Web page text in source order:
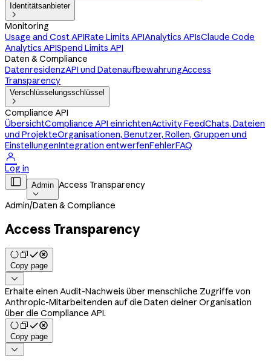
Identitätsanbieter

Monitoring
Usage and Cost APIRate Limits APIAnalytics APIsClaude Code
Analytics APISpend Limits API
Daten & Compliance
DatenresidenzAPI und DatenaufbewahrungAccess
Transparency
Verschlüsselungsschlüssel

Compliance API
ÜbersichtCompliance API einrichtenActivity FeedChats, Dateien
und ProjekteOrganisationen, Benutzer, Rollen, Gruppen und
EinstellungenIntegration entwerfenFehlerFAQ

Log in
 Admin

Access Transparency
Admin/Daten & Compliance
Access Transparency
Copy page

Erhalte einen Audit-Nachweis über menschliche Zugriffe von
Anthropic-Mitarbeitenden auf die Daten deiner Organisation
über die Compliance API.
Copy page
